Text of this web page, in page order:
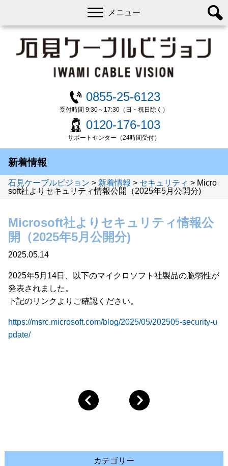
0855-25-6123
受付時間 9:30～17:30（日・祝日除く）
0120-176-103
サポートセンター（24時間受付）
メニュー
新着情報
石見ケーブルビジョン > 新着情報 > セキュリティ > Micro
soft社よりセキュリティ情報公開（2025年5月公開分)
Microsoft社よりセキュリティ情報公
開（2025年5月公開分)
2025.05.14
2025年5月14日、以下のマイクロソフト社製品の脆弱性が
発表されました。
下記のリンクよりご確認ください。
https://msrc.microsoft.com/blog/2025/05/202505-security-u
pdate/
カテゴリー